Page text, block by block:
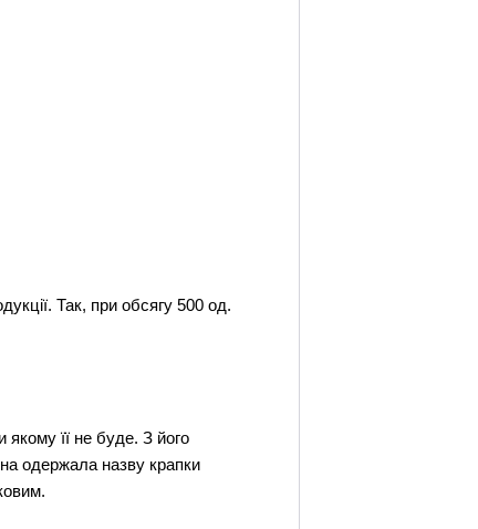
Так, при обсягу 500 од.
якому її не буде. З його
одержала назву крапки